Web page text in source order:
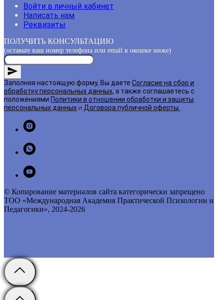
Войти в личный кабинет
Написать нам
Реквизиты
ПОЛУЧИТЬ КОНСУЛЬТАЦИЮ
(оставьте ваш номер телефона или email в окошке ниже)
Заполняя настоящую форму, Вы даете Согласие на сбор и
обработку персональных данных, а также соглашаетесь с
положениями Политики в отношении обработки и защиты
персональных данныхи Договора публичной оферты
© Копирование материалов сайта категорически запрещено
ТОО «Международная Академия Практической Психологии и
Педагогики», 2024-2026